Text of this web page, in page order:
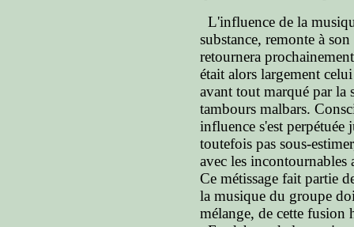
L'influence de la
substance, remonte à
retournera
était alors largement
avant tout marqué par la
tambours malbars.
influence s'est perpétuée
toutefois pas sous-
avec les incontournables
Ce métissage fait partie
la musique du groupe
mélange, de cette fusion